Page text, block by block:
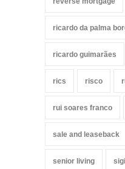
ricardo da palma
ricardo guimarães
rics risco
rui soares franco
sale and leaseback
senior living sigi